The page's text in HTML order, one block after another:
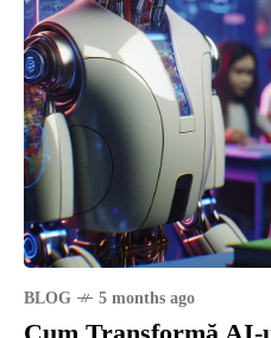
BLOG 5 months ago